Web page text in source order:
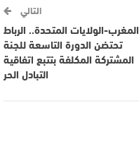
التالي
المغرب-الولايات المتحدة.. الرباط
تحتضن الدورة التاسعة للجنة
المشتركة المكلفة بتتبع اتفاقية
التبادل الحر